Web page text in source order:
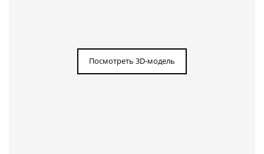
Посмотреть 3D-модель